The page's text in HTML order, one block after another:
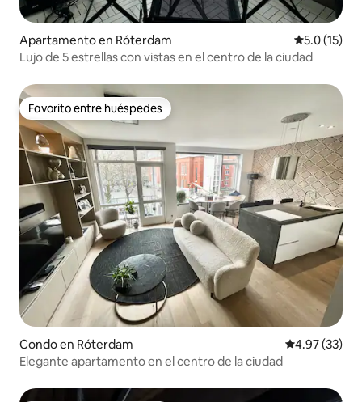
Apartamento en Róterdam Calificación
5.0 (15)
Lujo de 5 estrellas con vistas en el centro de la ciudad
Favorito entre huéspedes
Favorito entre huéspedes
Condo en Róterdam Calificación
4.97 (33)
Elegante apartamento en el centro de la ciudad